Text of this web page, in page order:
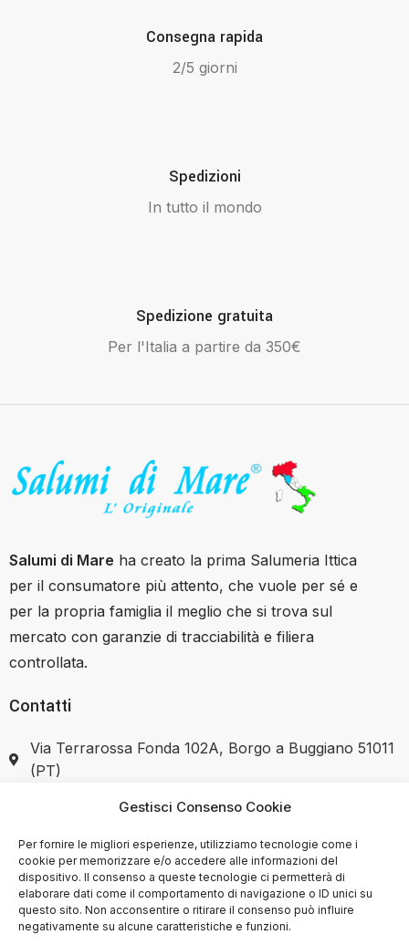
Gestisci Consenso Cookie
Per fornire le migliori esperienze, utilizziamo tecnologie come i
cookie per memorizzare e/o accedere alle informazioni del
dispositivo. Il consenso a queste tecnologie ci permetterà di
elaborare dati come il comportamento di navigazione o ID unici su
questo sito. Non acconsentire o ritirare il consenso può influire
negativamente su alcune caratteristiche e funzioni.
Consegna rapida
2/5 giorni
Spedizioni
In tutto il mondo
Spedizione gratuita
Per l'Italia a partire da 350€
Salumi di Mare ha creato la prima Salumeria Ittica
per il consumatore più attento, che vuole per sé e
per la propria famiglia il meglio che si trova sul
mercato con garanzie di tracciabilità e filiera
controllata.
Contatti
Via Terrarossa Fonda 102A, Borgo a Buggiano 51011
(PT)
+39 351 7446037
SHOP